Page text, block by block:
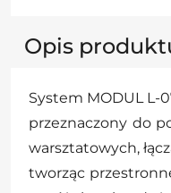
Opis
System MODUL L-
przeznaczony do
warsztatowych,
tworząc